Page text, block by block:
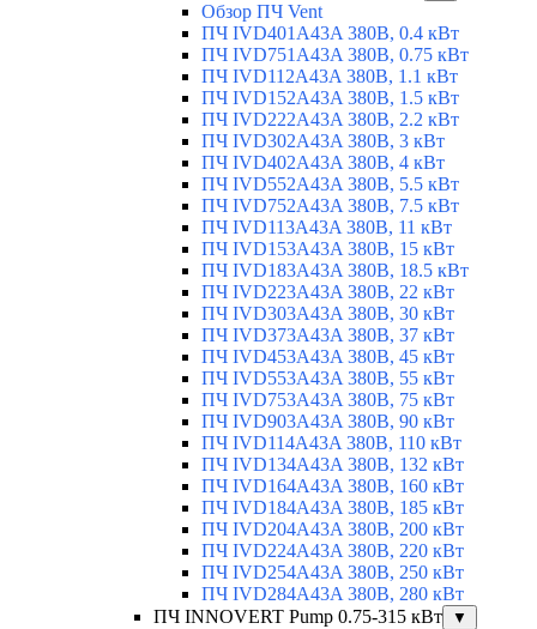
Обзор ПЧ Vent
ПЧ IVD401A43A 380В, 0.4 кВт
ПЧ IVD751A43A 380В, 0.75 кВт
ПЧ IVD112A43A 380В, 1.1 кВт
ПЧ IVD152A43A 380В, 1.5 кВт
ПЧ IVD222A43A 380В, 2.2 кВт
ПЧ IVD302A43A 380В, 3 кВт
ПЧ IVD402A43A 380В, 4 кВт
ПЧ IVD552A43A 380В, 5.5 кВт
ПЧ IVD752A43A 380В, 7.5 кВт
ПЧ IVD113A43A 380В, 11 кВт
ПЧ IVD153A43A 380В, 15 кВт
ПЧ IVD183A43A 380В, 18.5 кВт
ПЧ IVD223A43A 380В, 22 кВт
ПЧ IVD303A43A 380В, 30 кВт
ПЧ IVD373A43A 380В, 37 кВт
ПЧ IVD453A43A 380В, 45 кВт
ПЧ IVD553A43A 380В, 55 кВт
ПЧ IVD753A43A 380В, 75 кВт
ПЧ IVD903A43A 380В, 90 кВт
ПЧ IVD114A43A 380В, 110 кВт
ПЧ IVD134A43A 380В, 132 кВт
ПЧ IVD164A43A 380В, 160 кВт
ПЧ IVD184A43A 380В, 185 кВт
ПЧ IVD204A43A 380В, 200 кВт
ПЧ IVD224A43A 380В, 220 кВт
ПЧ IVD254A43A 380В, 250 кВт
ПЧ IVD284A43A 380В, 280 кВт
ПЧ INNOVERT Pump 0.75-315 кВт
▼